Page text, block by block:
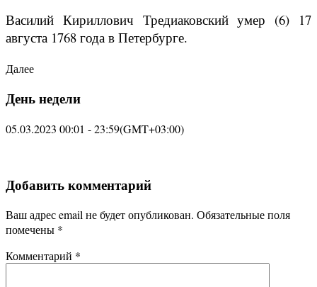
Василий Кириллович Тредиаковский умер (6) 17
августа 1768 года в Петербурге.
Далее
День недели
05.03.2023 00:01 - 23:59(GMT+03:00)
Добавить комментарий
Ваш адрес email не будет опубликован. Обязательные поля
помечены *
Комментарий *